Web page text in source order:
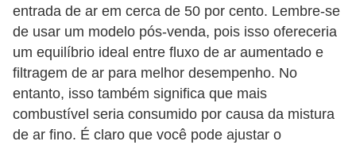
entrada de ar em cerca de 50 por cento. Lembre-se
de usar um modelo pós-venda, pois isso ofereceria
um equilíbrio ideal entre fluxo de ar aumentado e
filtragem de ar para melhor desempenho. No
entanto, isso também significa que mais
combustível seria consumido por causa da mistura
de ar fino. É claro que você pode ajustar o